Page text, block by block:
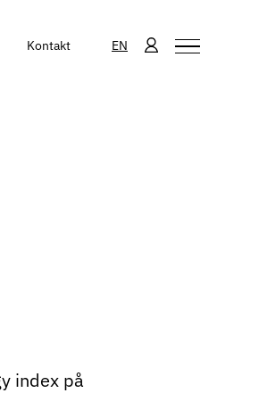
Kontakt EN
index på